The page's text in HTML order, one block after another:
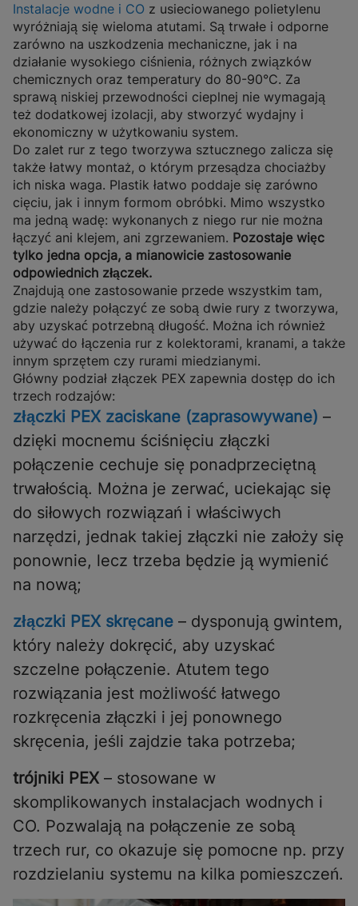
Instalacje wodne i CO z usieciowanego polietylenu
wyróżniają się wieloma atutami. Są trwałe i odporne
zarówno na uszkodzenia mechaniczne, jak i na
działanie wysokiego ciśnienia, różnych związków
chemicznych oraz temperatury do 80-90°C. Za
sprawą niskiej przewodności cieplnej nie wymagają
też dodatkowej izolacji, aby stworzyć wydajny i
ekonomiczny w użytkowaniu system.
Do zalet rur z tego tworzywa sztucznego zalicza się
także łatwy montaż, o którym przesądza chociażby
ich niska waga. Plastik łatwo poddaje się zarówno
cięciu, jak i innym formom obróbki. Mimo wszystko
ma jedną wadę: wykonanych z niego rur nie można
łączyć ani klejem, ani zgrzewaniem. Pozostaje więc
tylko jedna opcja, a mianowicie zastosowanie
odpowiednich złączek.
Znajdują one zastosowanie przede wszystkim tam,
gdzie należy połączyć ze sobą dwie rury z tworzywa,
aby uzyskać potrzebną długość. Można ich również
używać do łączenia rur z kolektorami, kranami, a także
innym sprzętem czy rurami miedzianymi.
Główny podział złączek PEX zapewnia dostęp do ich
trzech rodzajów:
złączki PEX zaciskane (zaprasowywane) –
dzięki mocnemu ściśnięciu złączki
połączenie cechuje się ponadprzeciętną
trwałością. Można je zerwać, uciekając się
do siłowych rozwiązań i właściwych
narzędzi, jednak takiej złączki nie założy się
ponownie, lecz trzeba będzie ją wymienić
na nową;
złączki PEX skręcane – dysponują gwintem,
który należy dokręcić, aby uzyskać
szczelne połączenie. Atutem tego
rozwiązania jest możliwość łatwego
rozkręcenia złączki i jej ponownego
skręcenia, jeśli zajdzie taka potrzeba;
trójniki PEX – stosowane w
skomplikowanych instalacjach wodnych i
CO. Pozwalają na połączenie ze sobą
trzech rur, co okazuje się pomocne np. przy
rozdzielaniu systemu na kilka pomieszczeń.